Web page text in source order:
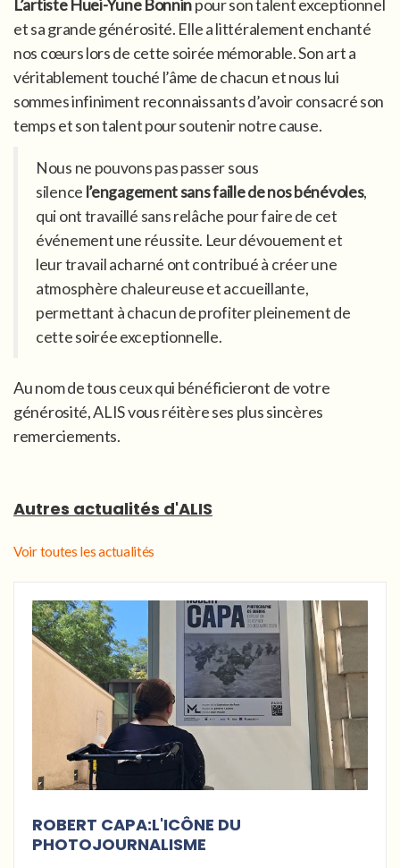
L’artiste Huei-Yune Bonninpour son talent exceptionnel
et sa grande générosité. Elle a littéralement enchanté
nos cœurs lors de cette soirée mémorable. Son art a
véritablement touché l’âme de chacun et nous lui
sommes infiniment reconnaissants d’avoir consacré son
temps et son talent pour soutenir notre cause.
Nous ne pouvons pas passer sous
silence l’engagement sans faille de nos bénévoles,
qui ont travaillé sans relâche pour faire de cet
événement une réussite. Leur dévouement et
leur travail acharné ont contribué à créer une
atmosphère chaleureuse et accueillante,
permettant à chacun de profiter pleinement de
cette soirée exceptionnelle.
Au nom de tous ceux qui bénéficieront de votre
générosité, ALIS vous réitère ses plus sincères
remerciements.
Autres actualités d'ALIS
Voir toutes les actualités
ROBERT CAPA:L'ICÔNE DU
PHOTOJOURNALISME